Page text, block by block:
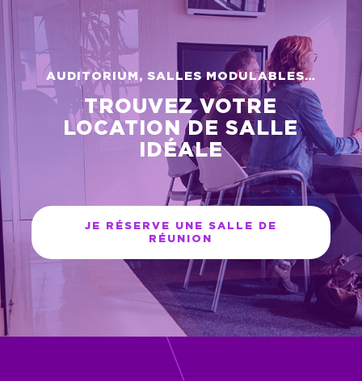
AUDITORIUM, SALLES MODULABLES…
TROUVEZ VOTRE
LOCATION DE SALLE
IDÉALE
JE RÉSERVE UNE SALLE DE
RÉUNION